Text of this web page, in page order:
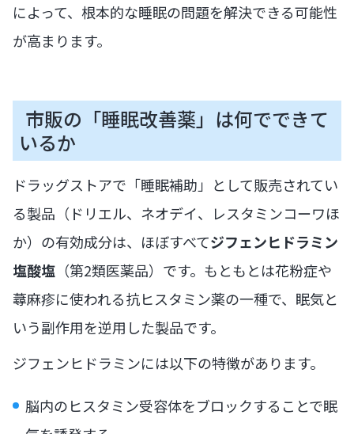
によって、根本的な睡眠の問題を解決できる可能性
が高まります。
市販の「睡眠改善薬」は何でできて
いるか
ドラッグストアで「睡眠補助」として販売されてい
る製品（ドリエル、ネオデイ、レスタミンコーワほ
か）の有効成分は、ほぼすべてジフェンヒドラミン
塩酸塩 （第2類医薬品）です。もともとは花粉症や
蕁麻疹に使われる抗ヒスタミン薬の一種で、眠気と
いう副作用を逆用した製品です。
ジフェンヒドラミンには以下の特徴があります。
脳内のヒスタミン受容体をブロックすることで眠